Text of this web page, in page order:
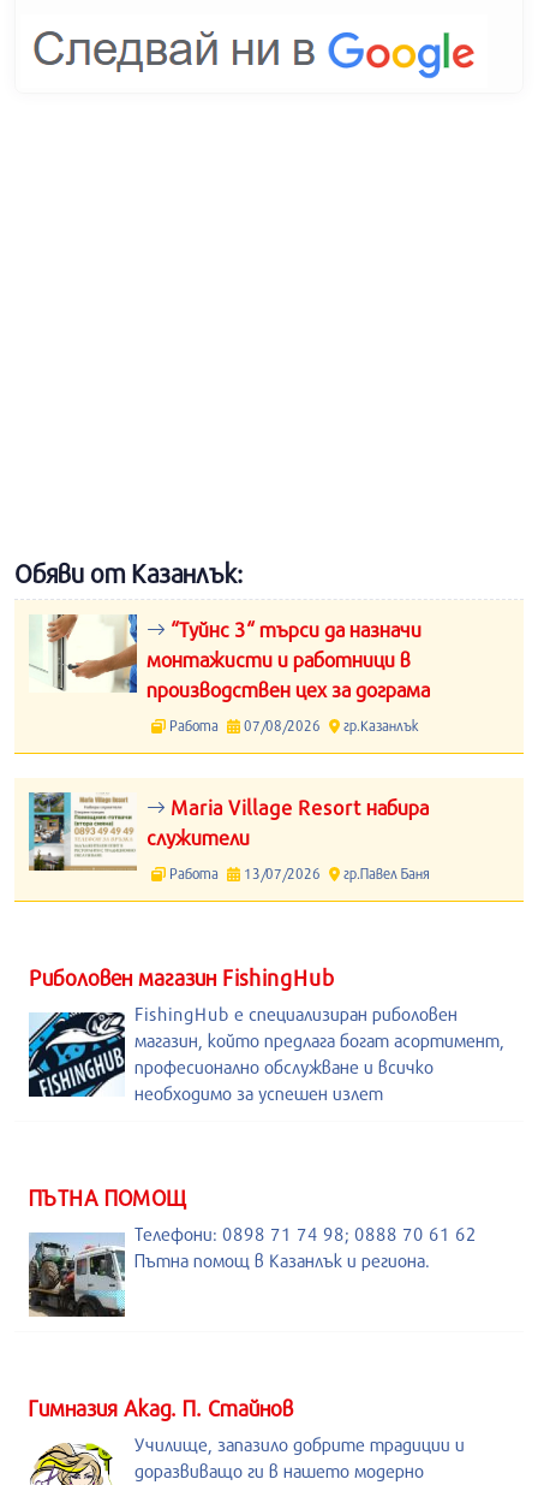
Обяви от Казанлък:
“Туйнс 3“ търси да назначи
монтажисти и работници в
производствен цех за дограма
Работа 07/08/2026 гр.Казанлък
Maria Village Resort набира
служители
Работа 13/07/2026 гр.Павел Баня
Риболовен магазин FishingHub
FishingHub е специализиран риболовен
магазин, който предлага богат асортимент,
професионално обслужване и всичко
необходимо за успешен излет
ПЪТНА ПОМОЩ
Телефони: 0898 71 74 98; 0888 70 61 62
Пътна помощ в Казанлък и региона.
Гимназия Акад. П. Стайнов
Училище, запазило добрите традиции и
доразвиващо ги в нашето модерно